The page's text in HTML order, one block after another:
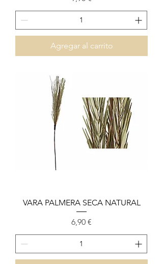
Agregar al carrito
VARA PALMERA SECA NATURAL
Precio
6,90 €